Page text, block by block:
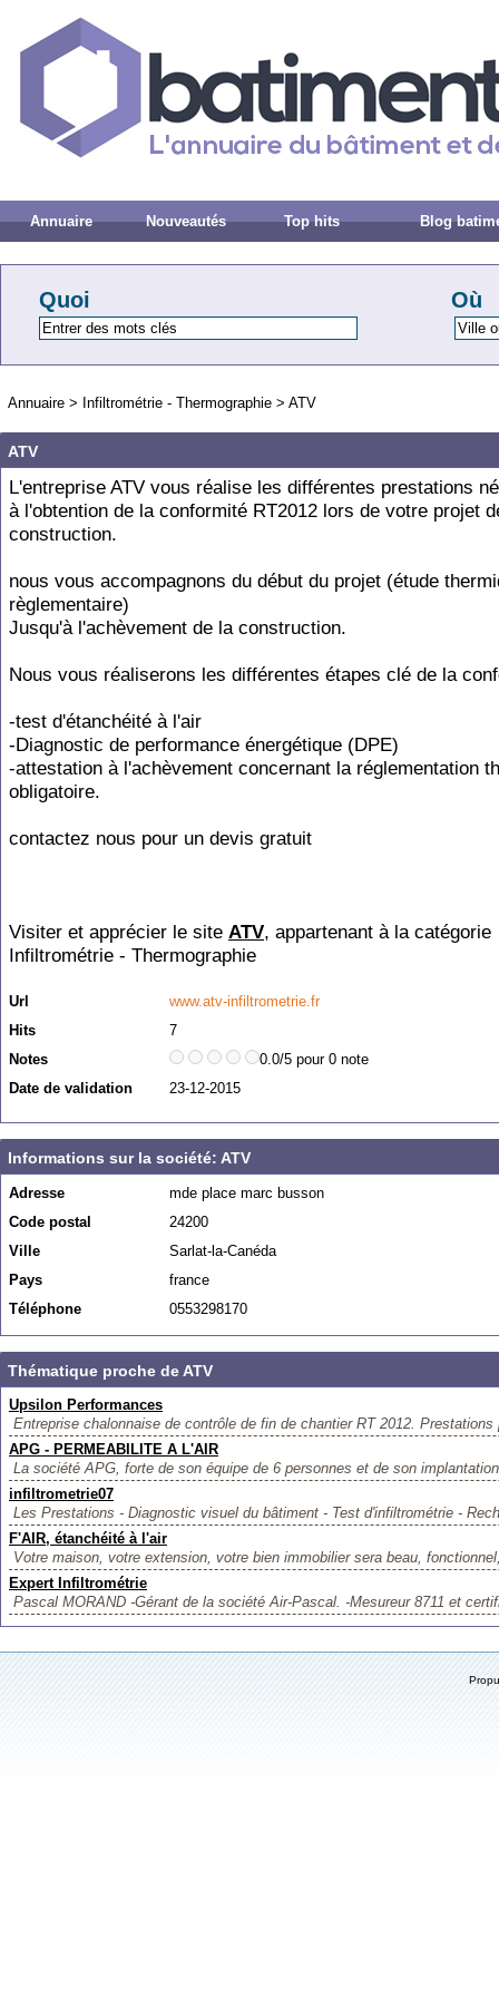
Annuaire Nouveautés Top hits Blog
Quoi Où
Annuaire > Infiltrométrie - Thermographie > ATV
ATV
L'entreprise ATV vous réalise les différentes prestations
à l'obtention de la conformité RT2012 lors de votre projet
construction.
nous vous accompagnons du début du projet (étude
règlementaire)
Jusqu'à l'achèvement de la construction.
Nous vous réaliserons les différentes étapes clé de la
-test d'étanchéité à l'air
-Diagnostic de performance énergétique (DPE)
-attestation à l'achèvement concernant la réglementation
obligatoire.
contactez nous pour un devis gratuit
Visiter et apprécier le site ATV, appartenant à la catégorie
Infiltrométrie - Thermographie
Url
www.atv-infiltrometrie.fr
Hits
7
Notes
0.0/5 pour 0 note
Date de validation
23-12-2015
Informations sur la société: ATV
Adresse
mde place marc busson
Code postal
24200
Ville
Sarlat-la-Canéda
Pays
france
Téléphone
0553298170
Thématique proche de ATV
Upsilon Performances
Entreprise chalonnaise de contrôle de fin de chantier RT 2012.
APG - PERMEABILITE A L'AIR
La société APG, forte de son équipe de 6 personnes et de son
infiltrometrie07
Les Prestations - Diagnostic visuel du bâtiment - Test d'infiltrométrie -
F'AIR, étanchéité à l'air
Votre maison, votre extension, votre bien immobilier sera beau,
Expert Infiltrométrie
Pascal MORAND -Gérant de la société Air-Pascal. -Mesureur 8711 et